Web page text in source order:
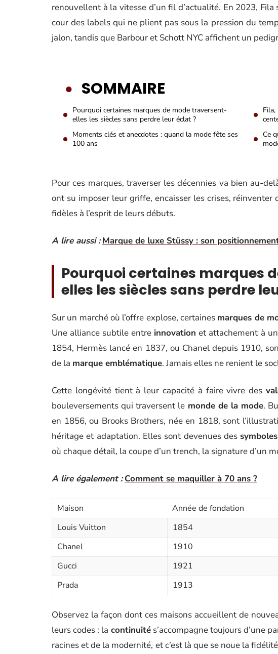
renouvellent à la vitesse d’un fil d’actualité. En 2023,
cour des labels qui ne plient pas sous la pression du
jalon, tandis que Barbour et Schott NYC affichent un
SOMMAIRE
Pourquoi certaines marques de mode traversent-
elles les siècles sans perdre leur éclat ?
Moments clés et anecdotes : quand la mode fête ses
100 ans
Ce
Pour ces marques, traverser les décennies va bien au-
ont su imposer leur griffe, encaisser les crises,
fidèles à l’esprit de leurs débuts.
A lire aussi : Marque de luxe Stüssy : son
Pourquoi certaines marques
elles les siècles sans perdre
Sur un marché où l’offre explose, certaines marques de
Une alliance subtile entre innovation et attachement à un
1854, Hermès lancé en 1837, ou Chanel depuis 1910,
de la marque emblématique. Jamais elles ne renient le
Cette longévité tient à leur capacité à faire vivre des
bouleversements qui traversent le monde de la mode.
en 1856, ou Brooks Brothers, née en 1818, sont
héritage et adaptation. Elles sont devenues des
où chaque détail, la coupe d’un trench, la signature d’un
A lire également : Comment se maquiller à 70 ans ?
Maison Année de fondation
Louis Vuitton
1854
Chanel
1910
Gucci
1921
Prada
1913
Observez la façon dont ces maisons accueillent de
leurs codes : la continuités’accompagne toujours d’une
racines et de la modernité, et c’est là que se noue la